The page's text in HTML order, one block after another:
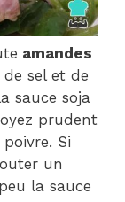
amandes
sel et de
sauce soja
prudent
Si
un
la sauce